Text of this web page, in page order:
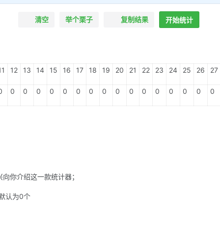
清空 举个栗子 复制结果 开始统计
12 13 14 15 16 17 18 19 20 21 22 23 24 25 26 27
0 0 0 0 0 0 0 0 0 0 0 0 0 0 0 0
你介绍这一款统计器；
认为0个